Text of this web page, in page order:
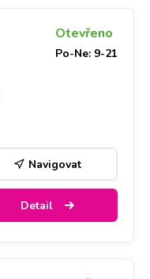
Otevřeno
Po-Ne: 9-21
Navigovat
Detail